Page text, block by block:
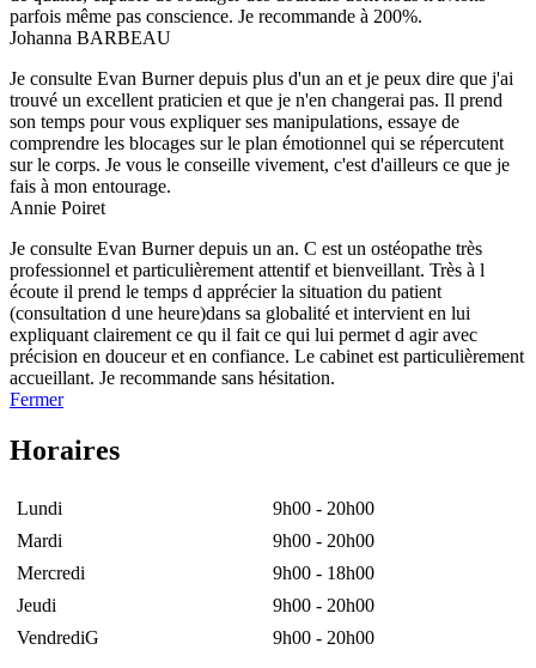
parfois même pas conscience. Je recommande à 200%.
Johanna BARBEAU
Je consulte Evan Burner depuis plus d'un an et je peux dire que j'ai
trouvé un excellent praticien et que je n'en changerai pas. Il prend
son temps pour vous expliquer ses manipulations, essaye de
comprendre les blocages sur le plan émotionnel qui se répercutent
sur le corps. Je vous le conseille vivement, c'est d'ailleurs ce que je
fais à mon entourage.
Annie Poiret
Je consulte Evan Burner depuis un an. C est un ostéopathe très
professionnel et particulièrement attentif et bienveillant. Très à l
écoute il prend le temps d apprécier la situation du patient
(consultation d une heure)dans sa globalité et intervient en lui
expliquant clairement ce qu il fait ce qui lui permet d agir avec
précision en douceur et en confiance. Le cabinet est particulièrement
accueillant. Je recommande sans hésitation.
Fermer
Horaires
Lundi
9h00 - 20h00
Mardi
9h00 - 20h00
Mercredi
9h00 - 18h00
Jeudi
9h00 - 20h00
VendrediG
9h00 - 20h00